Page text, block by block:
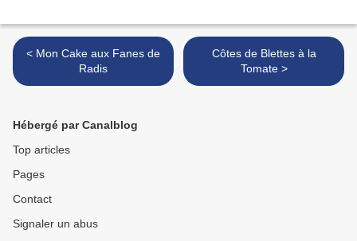
< Mon Cake aux Fanes de
Radis
Côtes de Blettes à la
Tomate >
Hébergé par Canalblog
Top articles
Pages
Contact
Signaler un abus